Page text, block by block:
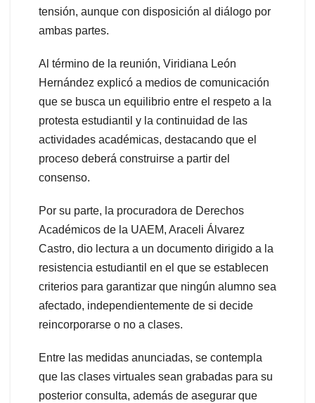
tensión, aunque con disposición al diálogo por
ambas partes.
Al término de la reunión, Viridiana León
Hernández explicó a medios de comunicación
que se busca un equilibrio entre el respeto a la
protesta estudiantil y la continuidad de las
actividades académicas, destacando que el
proceso deberá construirse a partir del
consenso.
Por su parte, la procuradora de Derechos
Académicos de la UAEM, Araceli Álvarez
Castro, dio lectura a un documento dirigido a la
resistencia estudiantil en el que se establecen
criterios para garantizar que ningún alumno sea
afectado, independientemente de si decide
reincorporarse o no a clases.
Entre las medidas anunciadas, se contempla
que las clases virtuales sean grabadas para su
posterior consulta, además de asegurar que